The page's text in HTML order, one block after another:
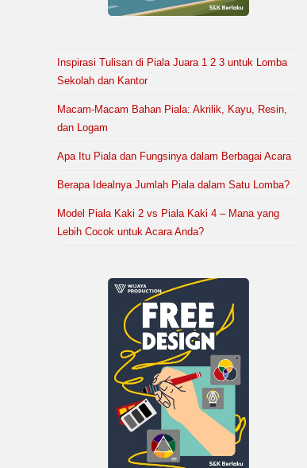
Inspirasi Tulisan di Piala Juara 1 2 3 untuk Lomba
Sekolah dan Kantor
Macam-Macam Bahan Piala: Akrilik, Kayu, Resin,
dan Logam
Apa Itu Piala dan Fungsinya dalam Berbagai Acara
Berapa Idealnya Jumlah Piala dalam Satu Lomba?
Model Piala Kaki 2 vs Piala Kaki 4 – Mana yang
Lebih Cocok untuk Acara Anda?